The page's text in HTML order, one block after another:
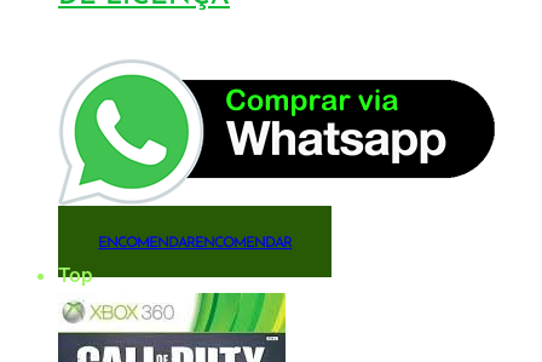
ENCOMENDARENCOMENDAR
Top